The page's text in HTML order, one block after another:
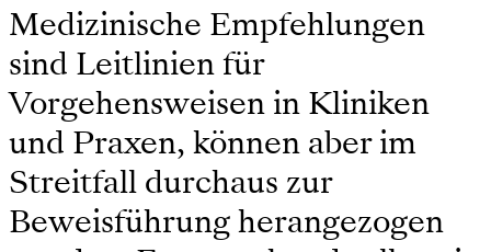
Medizinische Empfehlungen
sind Leitlinien für
Vorgehensweisen in Kliniken
und Praxen, können aber im
Streitfall durchaus zur
Beweisführung herangezogen